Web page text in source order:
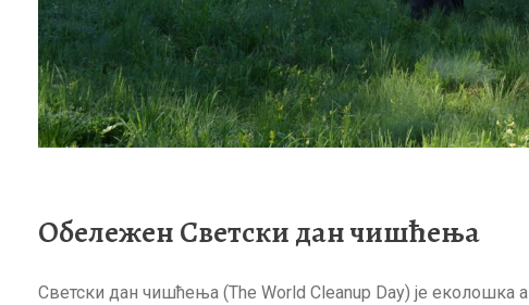
Обележен Светски дан чишћења
Светски дан чишћења (The World Cleanup Day) је еколошка